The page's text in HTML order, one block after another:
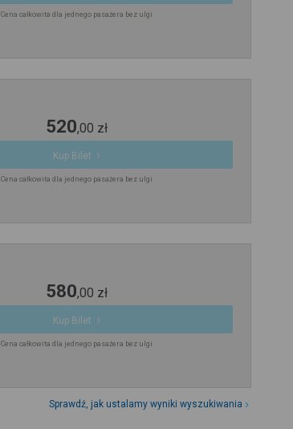
Cena całkowita dla jednego pasażera bez ulgi
520,00 zł
Kup Bilet
Cena całkowita dla jednego pasażera bez ulgi
580,00 zł
Kup Bilet
Cena całkowita dla jednego pasażera bez ulgi
Sprawdź, jak ustalamy wyniki wyszukiwania